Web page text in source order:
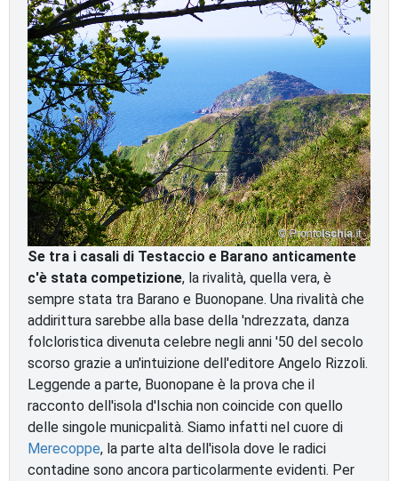
Se tra i casali di Testaccio e Barano anticamente
c'è stata competizione, la rivalità, quella vera, è
sempre stata tra Barano e Buonopane. Una rivalità che
addirittura sarebbe alla base della 'ndrezzata, danza
folcloristica divenuta celebre negli anni '50 del secolo
scorso grazie a un'intuizione dell'editore Angelo Rizzoli.
Leggende a parte, Buonopane è la prova che il
racconto dell'isola d'Ischia non coincide con quello
delle singole municpalità. Siamo infatti nel cuore di
Merecoppe, la parte alta dell'isola dove le radici
contadine sono ancora particolarmente evidenti. Per